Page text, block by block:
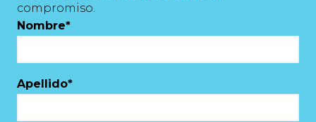
compromiso.
Nombre*
Apellido*